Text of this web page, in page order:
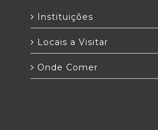
Instituições
Locais a Visitar
Onde Comer